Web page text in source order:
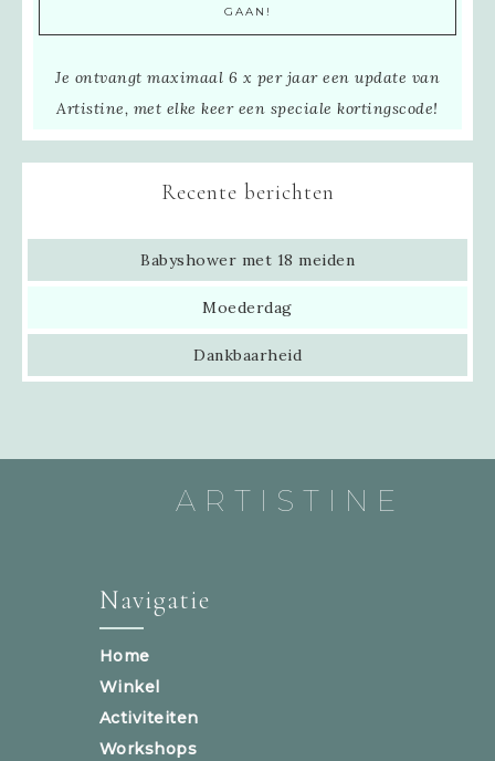
Je ontvangt maximaal 6 x per jaar een update van
Artistine, met elke keer een speciale kortingscode!
Recente berichten
Babyshower met 18 meiden
Moederdag
Dankbaarheid
ARTISTINE
Navigatie
Home
Winkel
Activiteiten
Workshops